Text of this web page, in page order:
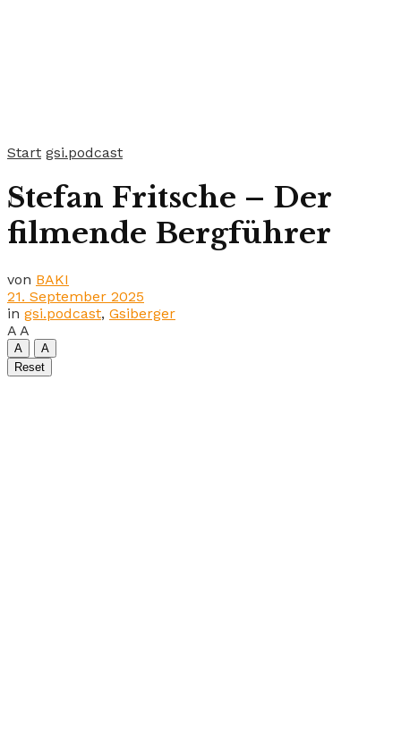
Start gsi.podcast
Stefan Fritsche – Der
filmende Bergführer
von BAKI
21. September 2025
in gsi.podcast, Gsiberger
A A
A
A
Reset